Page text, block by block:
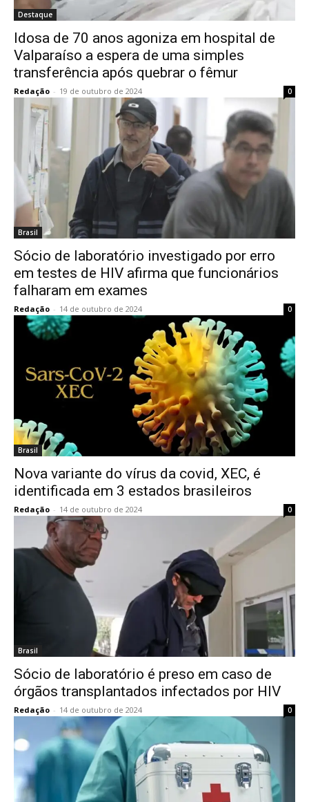
Destaque
Idosa de 70 anos agoniza em hospital de
Valparaíso a espera de uma simples
transferência após quebrar o fêmur
Redação - 19 de outubro de 2024 0
Brasil
Sócio de laboratório investigado por erro
em testes de HIV afirma que funcionários
falharam em exames
Redação - 14 de outubro de 2024 0
Brasil
Nova variante do vírus da covid, XEC, é
identificada em 3 estados brasileiros
Redação - 14 de outubro de 2024 0
Brasil
Sócio de laboratório é preso em caso de
órgãos transplantados infectados por HIV
Redação - 14 de outubro de 2024 0